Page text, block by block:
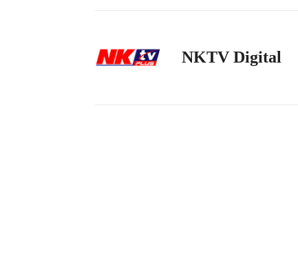
NKTV Digital